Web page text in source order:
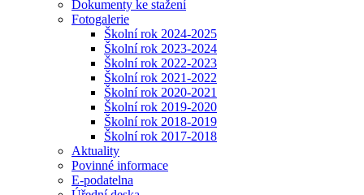
Dokumenty ke stažení
Fotogalerie
Školní rok 2024-2025
Školní rok 2023-2024
Školní rok 2022-2023
Školní rok 2021-2022
Školní rok 2020-2021
Školní rok 2019-2020
Školní rok 2018-2019
Školní rok 2017-2018
Aktuality
Povinné informace
E-podatelna